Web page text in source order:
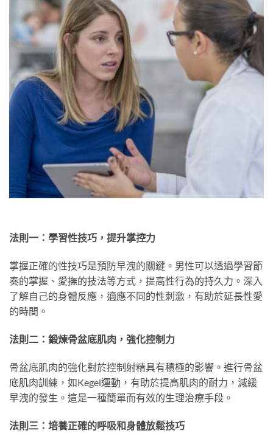
法則一：學習性技巧，提升掌控力
掌握正確的性技巧是預防早洩的關鍵。男性可以透過學習節
奏的掌握、愛撫的技法等方式，提高性行為的持久力。深入
了解自己的身體反應，適應不同的性刺激，有助於延長性愛
的時間。
法則二：鍛煉骨盆底肌肉，強化控制力
骨盆底肌肉的強化對於控制射精具有積極的影響。進行骨盆
底肌肉訓練，如Kegel運動，有助於提高肌肉的耐力，減緩
早洩的發生。這是一種簡單而有效的生理治療手段。
法則三：培養正確的呼吸和身體放鬆技巧